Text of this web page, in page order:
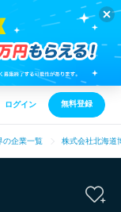
ログイン 無料登録
の企業一覧 株式会社北海道